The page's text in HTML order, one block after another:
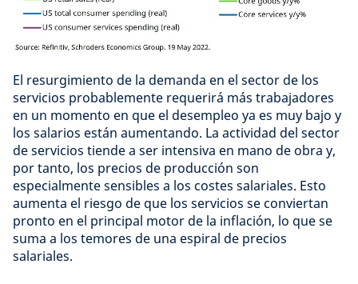
El resurgimiento de la demanda en el sector de los
servicios probablemente requerirá más trabajadores
en un momento en que el desempleo ya es muy bajo y
los salarios están aumentando. La actividad del sector
de servicios tiende a ser intensiva en mano de obra y,
por tanto, los precios de producción son
especialmente sensibles a los costes salariales. Esto
aumenta el riesgo de que los servicios se conviertan
pronto en el principal motor de la inflación, lo que se
suma a los temores de una espiral de precios
salariales.